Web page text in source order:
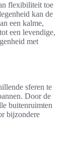
flexibiliteit toe
kan de
een kalme,
een levendige,
met
sferen te
Door de
buitenruimten
bijzondere